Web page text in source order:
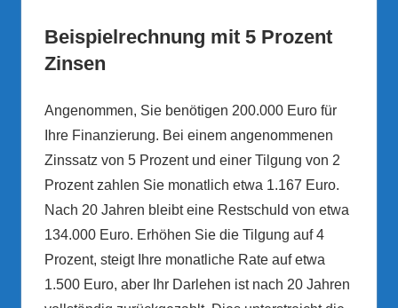
Beispielrechnung mit 5 Prozent
Zinsen
Angenommen, Sie benötigen 200.000 Euro für
Ihre Finanzierung. Bei einem angenommenen
Zinssatz von 5 Prozent und einer Tilgung von 2
Prozent zahlen Sie monatlich etwa 1.167 Euro.
Nach 20 Jahren bleibt eine Restschuld von etwa
134.000 Euro. Erhöhen Sie die Tilgung auf 4
Prozent, steigt Ihre monatliche Rate auf etwa
1.500 Euro, aber Ihr Darlehen ist nach 20 Jahren